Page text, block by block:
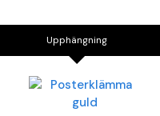
Upphängning